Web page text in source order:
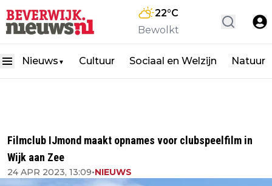
22°C
Bewolkt
Nieuws ▼ Cultuur Sociaal en Welzijn Natuur
Filmclub IJmond maakt opnames voor clubspeelfilm in
Wijk aan Zee
24 APR 2023, 13:09•NIEUWS